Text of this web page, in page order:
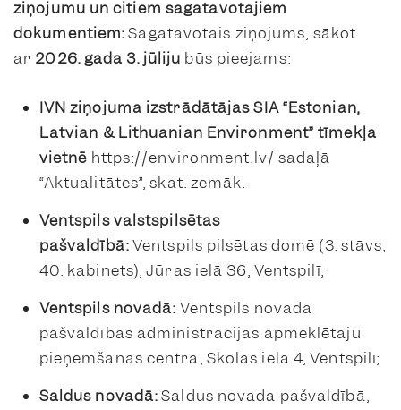
ziņojumu un citiem sagatavotajiem
dokumentiem:Sagatavotais ziņojums, sākot
ar 2026. gada 3. jūliju būs pieejams:
IVN ziņojuma izstrādātājas SIA “Estonian,
Latvian & Lithuanian Environment” tīmekļa
vietnē https://environment.lv/ sadaļā
“Aktualitātes”, skat. zemāk.
Ventspils valstspilsētas
pašvaldībā:Ventspils pilsētas domē (3. stāvs,
40. kabinets), Jūras ielā 36, Ventspilī;
Ventspils novadā: Ventspils novada
pašvaldības administrācijas apmeklētāju
pieņemšanas centrā, Skolas ielā 4, Ventspilī;
Saldus novadā:Saldus novada pašvaldībā,